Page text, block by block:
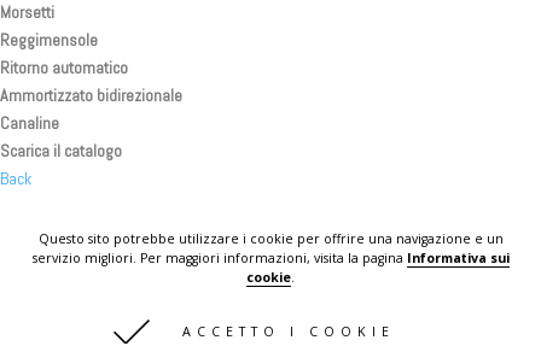
Questo sito potrebbe utilizzare i cookie per offrire una navigazione e un
servizio migliori. Per maggiori informazioni, visita la pagina Informativa sui
cookie.
ACCETTO I COOKIE
Morsetti
Reggimensole
Ritorno automatico
Ammortizzato bidirezionale
Canaline
Scarica il catalogo
Back
KOMPLAST IN THE WORLD